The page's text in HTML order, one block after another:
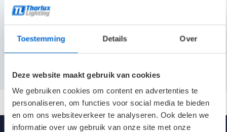
Toestemming Details Over
Deze website maakt gebruik van cookies
We gebruiken cookies om content en advertenties te
personaliseren, om functies voor social media te bieden
en om ons websiteverkeer te analyseren. Ook delen we
informatie over uw gebruik van onze site met onze
Kleurtemperatuur
Stralingskarakteristiek Breedstralend
polycarbonaat diffuser
Aansluitvermogen 19W
Lichtstroom 2710 lm
Aansluitwaarden (max. armaturen per groep)